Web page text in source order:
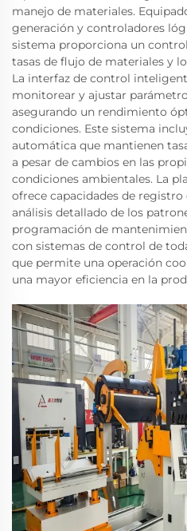
manejo de materiales.
generación y controladores
sistema proporciona un
tasas de flujo de materiales y
La interfaz de control
monitorear y ajustar
asegurando un rendimiento
condiciones. Este sistema
automática que mantienen
a pesar de cambios en las
condiciones ambientales. La
ofrece capacidades de
análisis detallado de los
programación de
con sistemas de control de
que permite una operación
una mayor eficiencia en la